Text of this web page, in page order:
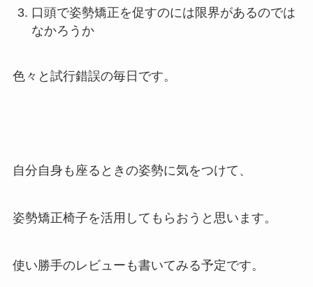
口頭で姿勢矯正を促すのには限界があるのでは
なかろうか
色々と試行錯誤の毎日です。
自分自身も座るときの姿勢に気をつけて、
姿勢矯正椅子を活用してもらおうと思います。
使い勝手のレビューも書いてみる予定です。